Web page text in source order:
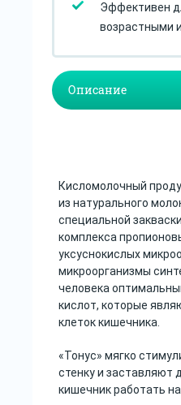
Эффективен
возрастными
Кисломолочный
из натурального
специальной
комплекса
уксуснокислых
микроорганизмы
человека
кислот, которые
клеток кишечника.
«Тонус» мягко
стенку и заставляют
кишечник работать